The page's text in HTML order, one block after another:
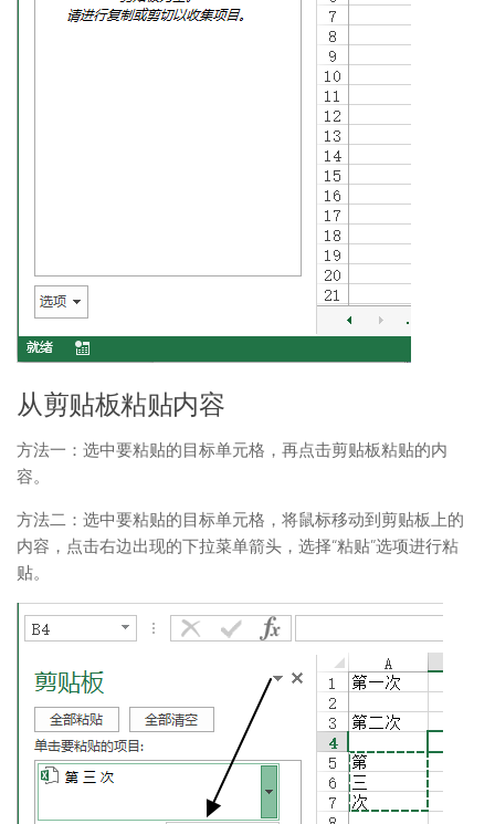
从剪贴板粘贴内容
方法一：选中要粘贴的目标单元格，再点击剪贴板粘贴的内
容。
方法二：选中要粘贴的目标单元格，将鼠标移动到剪贴板上的
内容，点击右边出现的下拉菜单箭头，选择“粘贴”选项进行粘
贴。